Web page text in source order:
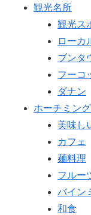
観光名所
観光ス
ローカ
ブンタ
フーコ
ダナン
ホーチミン
美味し
カフェ
麺料理
フルー
バイン
和食